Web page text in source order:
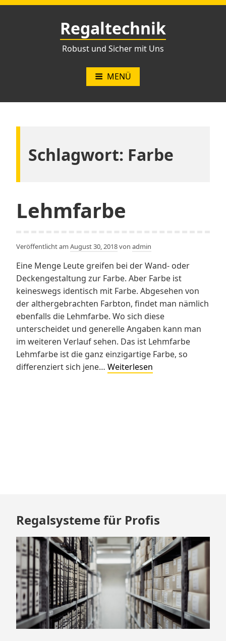
Zum
Regaltechnik
Robust und Sicher mit Uns
MENÜ
Schlagwort: Farbe
Lehmfarbe
Veröffentlicht am August 30, 2018von admin
Eine Menge Leute greifen bei der Wand- oder
Deckengestaltung zur Farbe. Aber Farbe ist
keineswegs identisch mit Farbe. Abgesehen von
der althergebrachten Farbton, findet man nämlich
ebenfalls die Lehmfarbe. Wo sich diese
unterscheidet und generelle Angaben kann man
im weiteren Verlauf sehen. Das ist Lehmfarbe
Lehmfarbe ist die ganz einzigartige Farbe, so
differenziert sich jene… Weiterlesen
Zum
Footer
springen
Regalsysteme für Profis